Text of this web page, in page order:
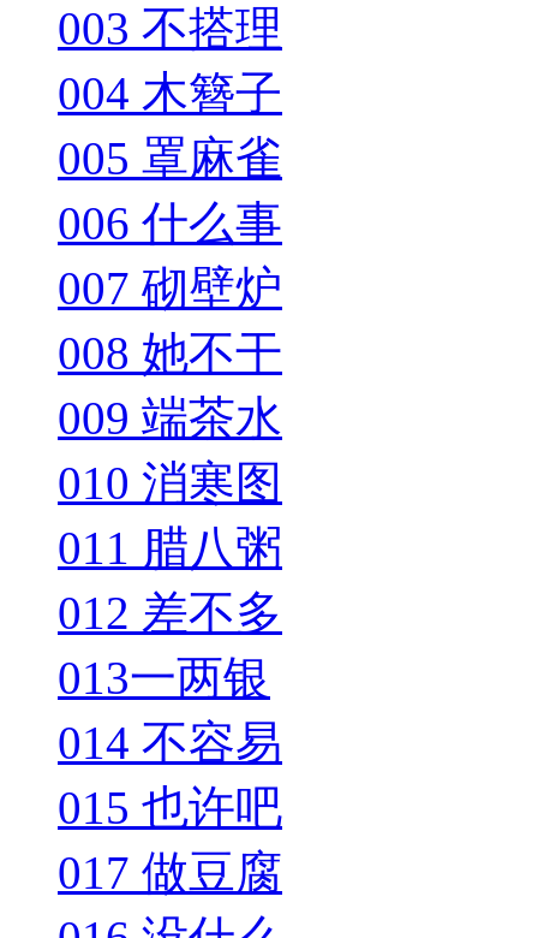
003 不搭理
004 木簪子
005 罩麻雀
006 什么事
007 砌壁炉
008 她不干
009 端茶水
010 消寒图
011 腊八粥
012 差不多
013一两银
014 不容易
015 也许吧
017 做豆腐